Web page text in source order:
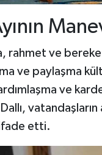
rahmet ve
ve paylaşma
ve
ifade etti.